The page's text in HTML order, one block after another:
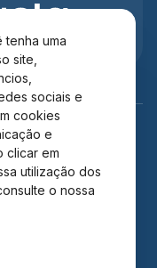
uma
site,
sociais e
cookies
e
clicar em
utilização dos
o nossa
Todos os direitos